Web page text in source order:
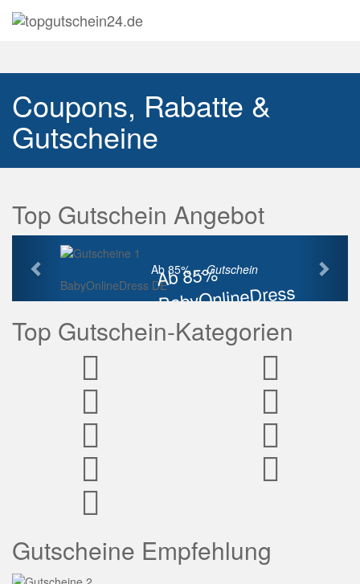
Coupons, Rabatte &
Gutscheine
Top Gutschein Angebot
Ab 85%
BabyOnlineDress
Rabatt
Ab 85% ...Gutschein
BabyOnlineDress DE
Vorherige
Top Gutschein-Kategorien
Gutscheine Empfehlung